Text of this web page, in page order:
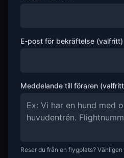
E-post för bekräftelse (valfritt)
Meddelande till föraren
Reser du från en flygplats?